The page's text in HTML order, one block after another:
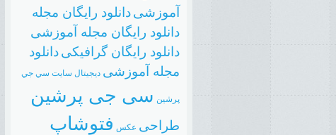
آموزشیدانلود رایگان مجله
دانلود رایگان مجله آموزشی
دانلود رایگان گرافیکیدانلود
مجله آموزشی دیجیتال سایت سي جي
پرشين سی جی پرشین
طراحی عکس فتوشاپ